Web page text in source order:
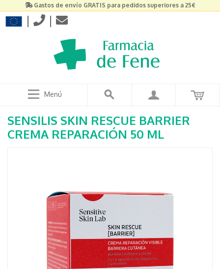
Gastos de envío GRATIS para pedidos superiores a 25€
| |
Menú
SENSILIS SKIN RESCUE BARRIER
CREMA REPARACIÓN 50 ML